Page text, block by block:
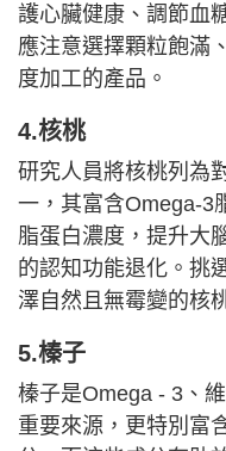
護心臟健康、調節血
應注意選擇顆粒飽滿
度加工的產品。
4.核桃
研究人員將核桃列為
一，其富含Omega-3
脂蛋白濃度，提升大
的認知功能退化。挑
澤自然且無霉變的核
5.榛子
榛子是Omega - 3、
重要來源，更特別富